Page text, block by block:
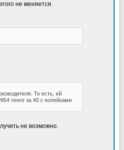
не меняется.
То есть, ей
тенге за 40 с копейками
не возможно.